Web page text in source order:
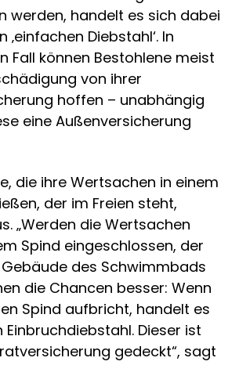
werden, handelt es sich dabei
‚einfachen Diebstahl‘. In
Fall können Bestohlene meist
von ihrer
hoffen – unabhängig
eine Außenversicherung
die ihre Wertsachen in einem
der im Freien steht,
„Werden die Wertsachen
Spind eingeschlossen, der
des Schwimmbads
die Chancen besser: Wenn
Spind aufbricht, handelt es
Einbruchdiebstahl. Dieser ist
gedeckt“, sagt